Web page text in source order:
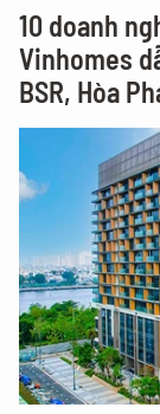
10 doanh
Vinhomes
BSR, Hòa